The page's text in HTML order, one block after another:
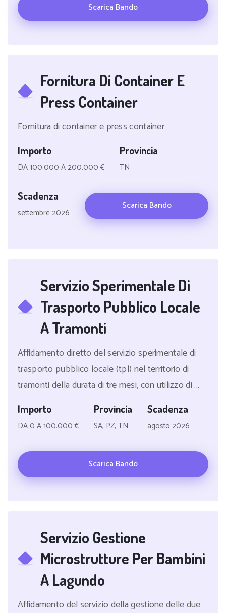
Scarica Bando
Fornitura Di Container E
Press Container
Fornitura di container e press container
Importo
DA 100.000 A 200.000 €
Provincia
TN
Scadenza
settembre 2026
Scarica Bando
Servizio Sperimentale Di
Trasporto Pubblico Locale
A Tramonti
Affidamento diretto del servizio sperimentale di
trasporto pubblico locale (tpl) nel territorio di
tramonti della durata di tre mesi, con utilizzo di ...
Importo
DA 0 A 100.000 €
Provincia
SA, PZ, TN
Scadenza
agosto 2026
Scarica Bando
Servizio Gestione
Microstrutture Per Bambini
A Lagundo
Affidamento del servizio della gestione delle due